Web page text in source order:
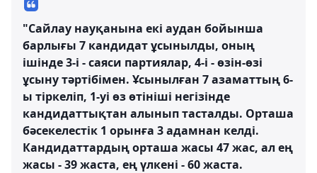
"Сайлау науқанына екі аудан бойынша
барлығы 7 кандидат ұсынылды, оның
ішінде 3-і - саяси партиялар, 4-і - өзін-өзі
ұсыну тәртібімен. Ұсынылған 7 азаматтың 6-
ы тіркеліп, 1-уі өз өтініші негізінде
кандидаттықтан алынып тасталды. Орташа
бәсекелестік 1 орынға 3 адамнан келді.
Кандидаттардың орташа жасы 47 жас, ал ең
жасы - 39 жаста, ең үлкені - 60 жаста.